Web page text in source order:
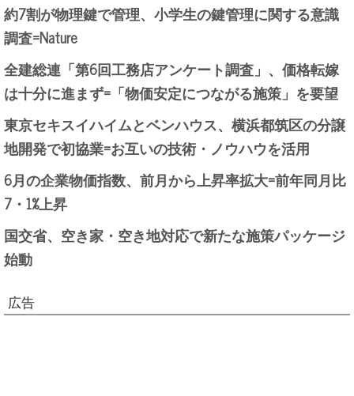
約7割が物理鍵で管理、小学生の鍵管理に関する意識
調査=Nature
全建総連「第6回工務店アンケート調査」、価格転嫁
は十分に進まず=「物価安定につながる施策」を要望
東京セキスイハイムとベンハウス、横浜都筑区の分譲
地開発で初協業=お互いの技術・ノウハウを活用
6月の企業物価指数、前月から上昇率拡大=前年同月比
7・1%上昇
国交省、空き家・空き地対応で新たな施策パッケージ
始動
広告